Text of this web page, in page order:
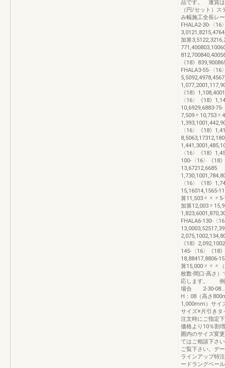
品です。 運賃
（円/セット）
み幅施工全長レ
FHALA2-30-〈16
加算
《18》
FHALA3-55-〈16
《18》
〈16〉《18》
10,6929,6883-
7,509〃10,753
〈16〉《18》
〈16〉《18》
100-〈16〉《18
13,67212,6685
〈16〉《18》
15,16014,1565-
算11,503〃〃〃
加算12,003〃
FHALA6-130-〈
《18》
145-〈16〉《18
18,88417,8806-
算15,000〃〃〃
枚数-間口-高さ）
応します。 例
場合 2-30-08…2
H：08（高さ
1,000mm）サ
サイズ※片引きタ
注文時にご指定
価格より10％割
囲内のサイズ変
てはご相談下さ
ご覧下さい。デ
ラインアップ特
ードラングベー